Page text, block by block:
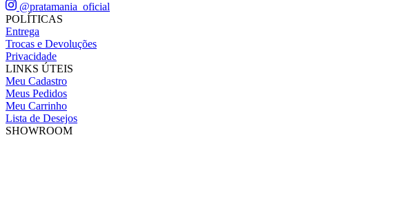
@pratamania_oficial
POLÍTICAS
Entrega
Trocas e Devoluções
Privacidade
LINKS ÚTEIS
Meu Cadastro
Meus Pedidos
Meu Carrinho
Lista de Desejos
SHOWROOM